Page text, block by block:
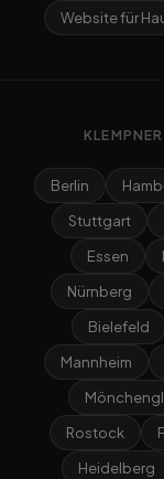
Website für
Berlin
Stuttgart
Essen
Nürnberg
Bielefeld
Mannheim
Rostock
Heidelberg